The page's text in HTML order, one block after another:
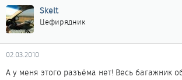
Skelt
Цефирядник
02.03.2010
А у меня этого разъёма нет! Весь багажник